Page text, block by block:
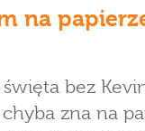
na
bez
zna na